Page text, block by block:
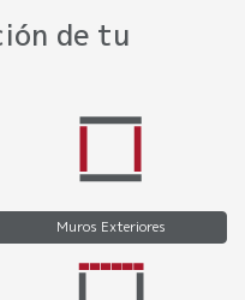
de tu
Muros Exteriores